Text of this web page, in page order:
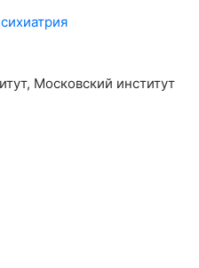
Московский институт